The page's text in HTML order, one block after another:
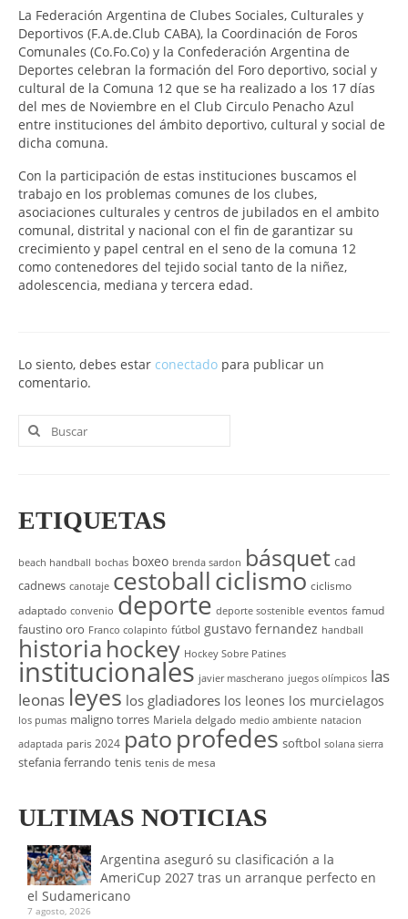
La Federación Argentina de Clubes Sociales, Culturales y
Deportivos (F.A.de.Club CABA), la Coordinación de Foros
Comunales (Co.Fo.Co) y la Confederación Argentina de
Deportes celebran la formación del Foro deportivo, social y
cultural de la Comuna 12 que se ha realizado a los 17 días
del mes de Noviembre en el Club Circulo Penacho Azul
entre instituciones del ámbito deportivo, cultural y social de
dicha comuna.
Con la participación de estas instituciones buscamos el
trabajo en los problemas comunes de los clubes,
asociaciones culturales y centros de jubilados en el ambito
comunal, distrital y nacional con el fin de garantizar su
crecimiento y papel central en el seno de la comuna 12
como contenedores del tejido social tanto de la niñez,
adolescencia, mediana y tercera edad.
Lo siento, debes estar conectado para publicar un
comentario.
Buscar
por:
ETIQUETAS
beach handball bochas boxeo brenda sardon básquet cad
cadnews canotaje cestoballciclismo ciclismo
adaptado convenio deporte deporte sostenible eventos famud
faustino oro Franco colapinto fútbol gustavo fernandez handball
historia hockey Hockey Sobre Patines
institucionales javier mascherano juegos olímpicos las
leonas leyes los gladiadores los leones los murcielagos
los pumas maligno torres Mariela delgado medio ambiente natacion
adaptada paris 2024 pato profedes softbol solana sierra
stefania ferrando tenis tenis de mesa
ULTIMAS NOTICIAS
Argentina aseguró su clasificación a la
AmeriCup 2027 tras un arranque perfecto en
el Sudamericano
7 agosto, 2026